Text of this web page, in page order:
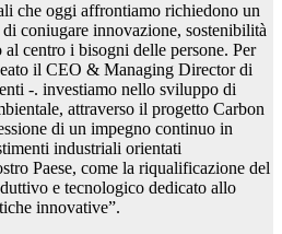
che oggi affrontiamo richiedono un
coniugare innovazione, sostenibilità
centro i bisogni delle persone. Per
il CEO & Managing Director di
-. investiamo nello sviluppo di
attraverso il progetto Carbon
di un impegno continuo in
industriali orientati
Paese, come la riqualificazione del
e tecnologico dedicato allo
innovative”.